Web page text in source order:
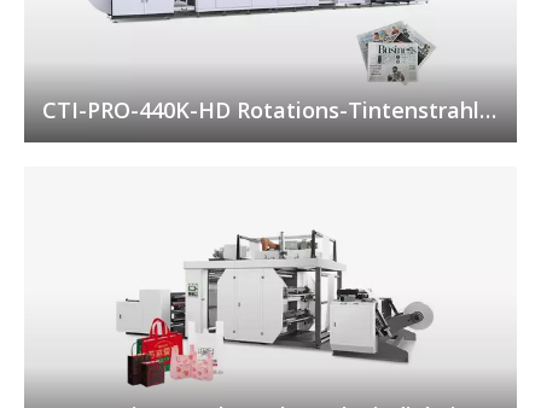
CTI-PRO-440K-HD Rotations-Tintenstrahl-
Digitaldruckmaschine